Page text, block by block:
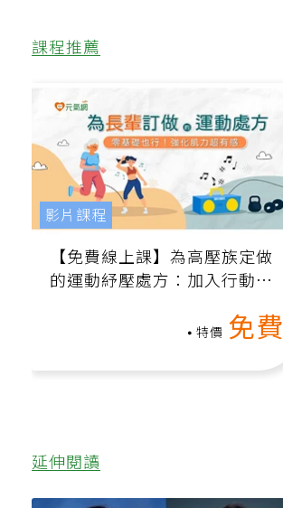
課程推薦
【免費線上課】為高壓族定做
的運動紓壓處方：加入行動、
增肌、互動元素，0基礎也能
免費
影片課程
延伸閱讀